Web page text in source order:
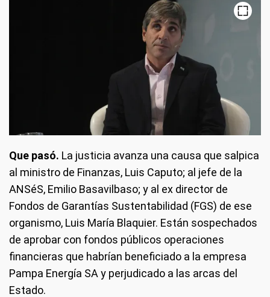
Que pasó. La justicia avanza una causa que salpica
al ministro de Finanzas, Luis Caputo; al jefe de la
ANSéS, Emilio Basavilbaso; y al ex director de
Fondos de Garantías Sustentabilidad (FGS) de ese
organismo, Luis María Blaquier. Están sospechados
de aprobar con fondos públicos operaciones
financieras que habrían beneficiado a la empresa
Pampa Energía SA y perjudicado a las arcas del
Estado.